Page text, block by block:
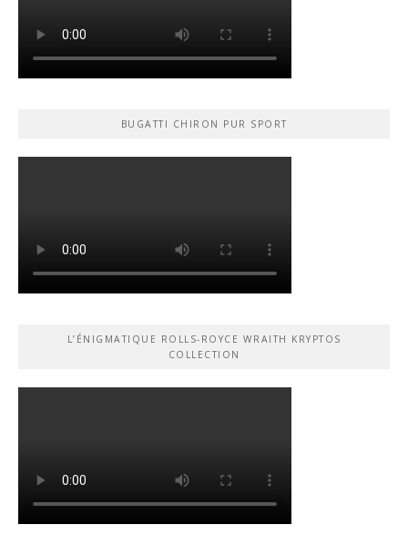
BUGATTI CHIRON PUR SPORT
L’ÉNIGMATIQUE ROLLS-ROYCE WRAITH KRYPTOS
COLLECTION